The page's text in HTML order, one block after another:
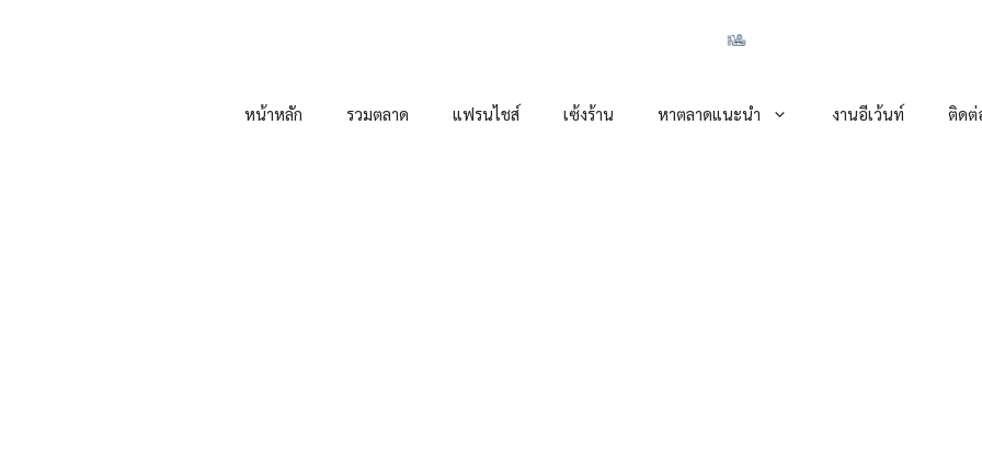
หน้าหลัก รวมตลาด แฟรนไชส์ เซ้งร้าน หาตลาดแนะนำ งานอีเว้นท์ ติดต่